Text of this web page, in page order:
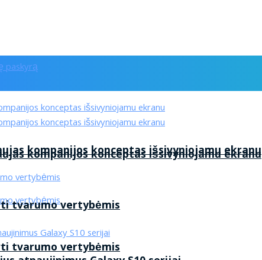
paskyrą
kompanijos konceptas išsivyniojamu ekranu
tvarumo vertybėmis
kompanijos konceptas išsivyniojamu ekranu
tvarumo vertybėmis